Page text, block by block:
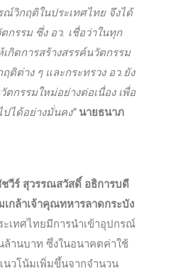
ณ์วิกฤติในประเทศไทย จึงได้
รรม ซึ่ง อว. เชื่อว่าในทุก
กิดการสร้างสรรค์นวัตกรรม
ติต่าง ๆ และกระทรวง อว.ยัง
กรรมใหม่อย่างต่อเนื่อง เพื่อ
ได้อย่างมั่นคง” นายธนาภ
วีร์ สุวรรณสวัสดิ์ อธิการบดี
กล้าเจ้าคุณทหารลาดกระบัง
เทศไทยมีการนำเข้าอุปกรณ์
ล้านบาท ซึ่งในอนาคตค่าใช้
นวโน้มเพิ่มขึ้นจากจำนวน